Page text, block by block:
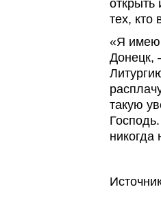
открыть
тех, кто
«Я имею
Донецк,
такую
никогда